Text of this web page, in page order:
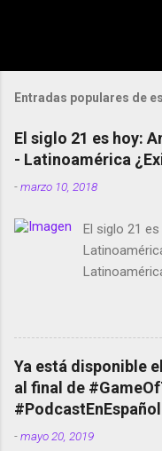
Entradas populares de
El siglo 21 es hoy:
- Latinoamérica
-marzo 10, 2018
El siglo 21
temporada
cuentas
copyright en
red social
película
smartphone
Media
Ya está disponible
al final de
-mayo 20, 2019